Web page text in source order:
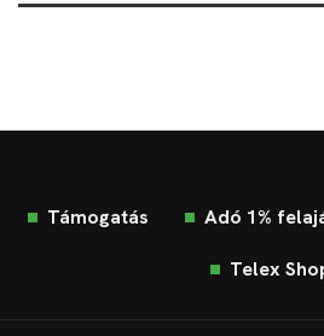
Támogatás Adó 1%
Telex